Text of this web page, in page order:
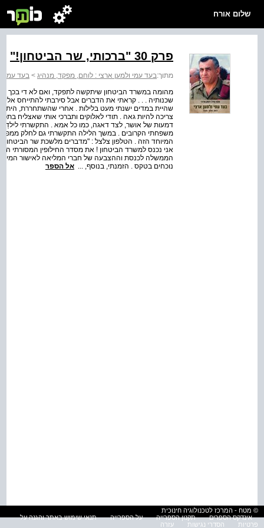
שלום אורח
פרק 30 "ברכותי, שר הביטחון!"
מתוך:בעד עמי ולמען ארצי : לוחם, מפקד, מנהיג > בעד עמי
מהומה במשרד הביטחון שיתקשה לתפקד, ואם לא די בכך
שהיית במדים ישנתי מעט בלילות . אחרי שהשתחררת,
צריכה להיות גאה . תודי לאלוקים ותברכי אותי שאצליח
דמעות של אושר, לצד דאגה, כמו כל אמא . התקשרתי לילדַי ‑
משפחתי הקרובים . במשך הלילה התקשרתי גם לחלק
המיוחד הזה . הטלפון צלצל : "מדברים מלשכת שר הביטחון
אני נכנס למשרד הביטחון ! את מסדר החילופין המסורתי
הממשלה לכנסת וההצבעה של חברי המליאה לאישור המינוי .
נוכחים בטקס . הזמנתי, בנוסף, ... אל הספר
© מטח - המרכז לטכנולוגיה חינוכית
אינדקס הספרים
תקנון הספרייה על הספרייה
תנאי שימוש באתר והגנה על
פרטיות
הסדרי נגישות עזרה